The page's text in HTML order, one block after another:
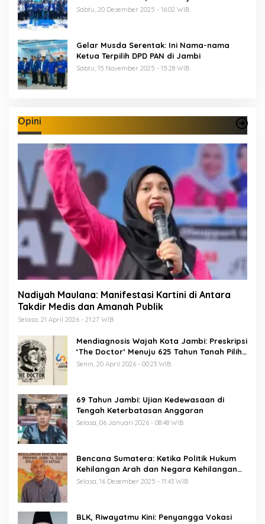
Perkuat Soliditas Jelang Pemilu 2029
Sabtu, 20 Desember 2025 - 16:02 WIB
Gelar Musda Serentak: Ini Nama-nama
Ketua Terpilih DPD PAN di Jambi
Sabtu, 15 November 2025 - 15:28 WIB
Opini
Nadiyah Maulana: Manifestasi Kartini di Antara
Takdir Medis dan Amanah Publik
Selasa, 21 April 2026 - 21:27 WIB
Mendiagnosis Wajah Kota Jambi: Preskripsi
‘The Doctor’ Menuju 625 Tahun Tanah Pilih
Pusako Batuah
Senin, 20 April 2026 - 00:23 WIB
69 Tahun Jambi: Ujian Kedewasaan di
Tengah Keterbatasan Anggaran
Selasa, 06 Januari 2026 - 08:48 WIB
Bencana Sumatera: Ketika Politik Hukum
Kehilangan Arah dan Negara Kehilangan
Keberanian
Selasa, 16 Desember 2025 - 11:43 WIB
BLK, Riwayatmu Kini: Penyangga Vokasi